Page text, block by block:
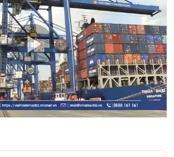
Play
Video